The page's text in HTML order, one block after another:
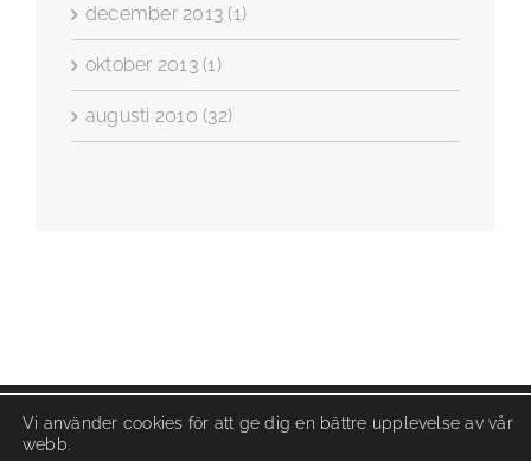
december 2013 (1)
oktober 2013 (1)
augusti 2010 (32)
Vi använder cookies för att ge dig en bättre upplevelse av vår
webb.